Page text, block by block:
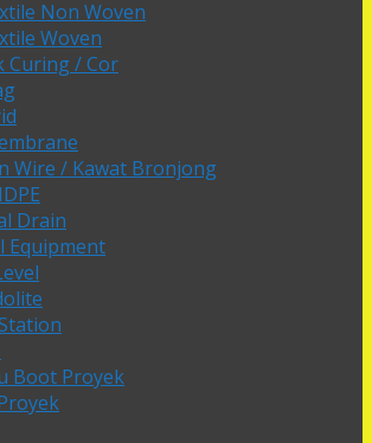
Non Woven
Woven
Curing / Cor
Wire / Kawat Bronjong
Drain
Equipment
Boot Proyek